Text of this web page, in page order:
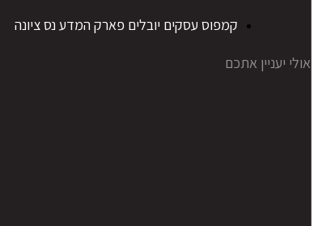
קמפוס עסקים יובלים פארק המדע נס ציונה
אולי יעניין אתכם